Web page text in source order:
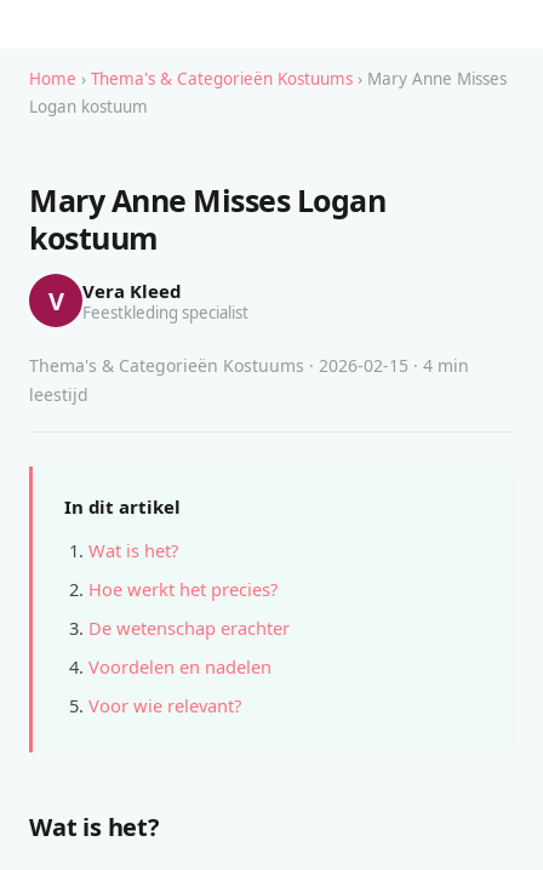
Home › Thema's & Categorieën Kostuums › Mary Anne Misses
Logan kostuum
Mary Anne Misses Logan
kostuum
V Vera Kleed
Feestkleding specialist
Thema's & Categorieën Kostuums · 2026-02-15 · 4 min
leestijd
In dit artikel
Wat is het?
Hoe werkt het precies?
De wetenschap erachter
Voordelen en nadelen
Voor wie relevant?
Wat is het?